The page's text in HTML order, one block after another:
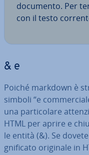
documento. Per
con il testo
& e
Poiché markdown è
simboli “e
una par­ti­co­la­re
HTML per aprire e
le entità (&). Se
gni­fi­ca­to originale in